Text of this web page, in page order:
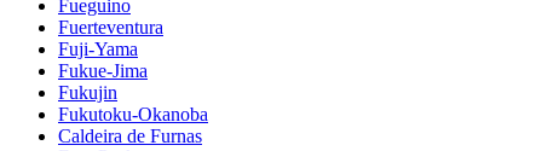
Fueguino
Fuerteventura
Fuji-Yama
Fukue-Jima
Fukujin
Fukutoku-Okanoba
Caldeira de Furnas